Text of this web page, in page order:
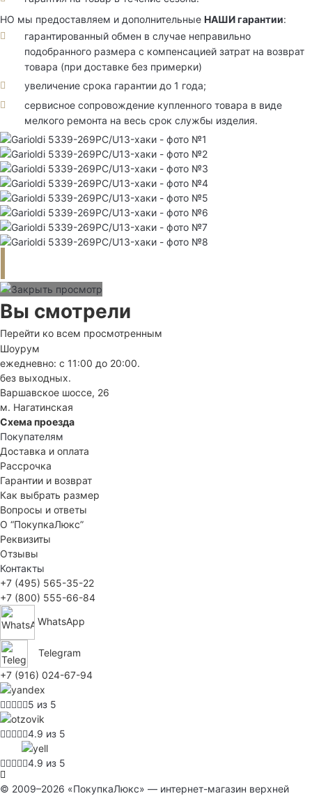
НО мы предоставляем и дополнительные НАШИ гарантии:
гарантированный обмен в случае неправильно
подобранного размера с компенсацией затрат на возврат
товара (при доставке без примерки)
увеличение срока гарантии до 1 года;
сервисное сопровождение купленного товара в виде
мелкого ремонта на весь срок службы изделия.
Вы смотрели
Перейти ко всем просмотренным
Шоурум
ежедневно: с 11:00 до 20:00.
без выходных.
Варшавское шоссе, 26
м. Нагатинская
Схема проезда
Покупателям
Доставка и оплата
Рассрочка
Гарантии и возврат
Как выбрать размер
Вопросы и ответы
О “ПокупкаЛюкс”
Реквизиты
Отзывы
Контакты
+7 (495) 565-35-22
+7 (800) 555-66-84
WhatsApp
Telegram
+7 (916) 024-67-94
5 из 5
4.9 из 5
4.9 из 5
© 2009–2026 «ПокупкаЛюкс» — интернет-магазин верхней